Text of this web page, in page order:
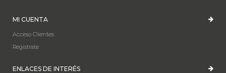
MI CUENTA
Acceso Clientes
Registrate
ENLACES DE INTERÉS